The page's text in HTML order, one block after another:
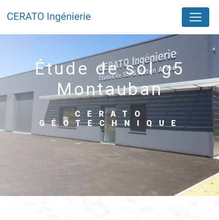
étude de sol g5
Montauban
CERATO
GÉOTECHNIQUE